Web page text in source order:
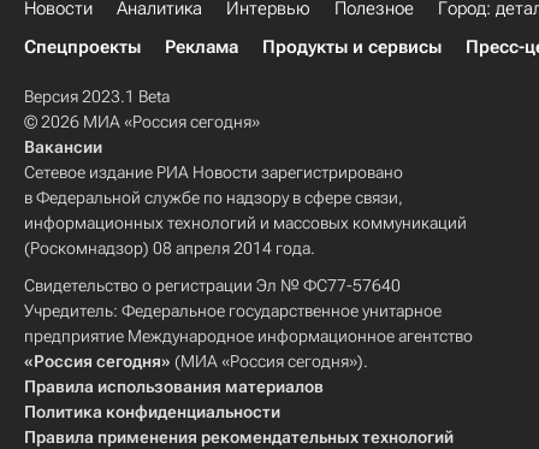
Новости Аналитика Интервью Полезное
Город:
Спецпроекты
Реклама Продукты и сервисы Пресс-
Версия 2023.1 Beta
© 2026 МИА «Россия сегодня»
Вакансии
Сетевое издание РИА Новости зарегистрировано
в Федеральной службе по надзору в сфере связи,
информационных технологий и массовых коммуникаций
(Роскомнадзор) 08 апреля 2014 года.
Свидетельство о регистрации Эл № ФС77-57640
Учредитель: Федеральное государственное унитарное
предприятие Международное информационное агентство
«Россия сегодня» (МИА «Россия сегодня»).
Правила использования материалов
Политика конфиденциальности
Правила применения рекомендательных технологий